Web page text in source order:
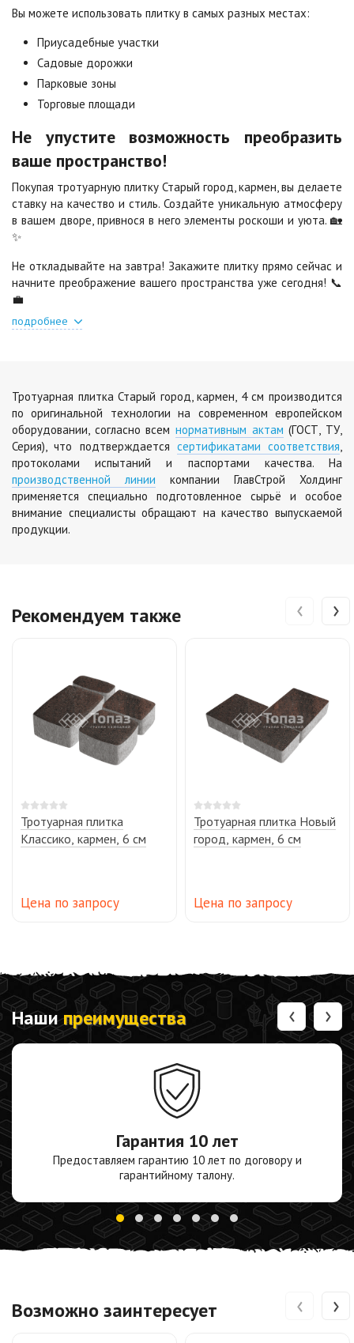
Стоун
Хаски
Черная
Шафран
1 040 ₽/м2
Янтарь
Яшма
Вы можете использовать плитку в самых разных местах:
Приусадебные участки
Садовые дорожки
Парковые зоны
Торговые площади
Не упустите возможность преобразить
ваше пространство!
Покупая тротуарную плитку Старый город, кармен, вы делаете
ставку на качество и стиль. Создайте уникальную атмосферу
в вашем дворе, привнося в него элементы роскоши и уюта. 🏡
✨
Не откладывайте на завтра! Закажите плитку прямо сейчас и
начните преображение вашего пространства уже сегодня! 📞
💼
подробнее
Тротуарная плитка Старый город, кармен, 4 см производится
по оригинальной технологии на современном европейском
оборудовании, согласно всем нормативным актам (ГОСТ, ТУ,
Серия), что подтверждается сертификатами соответствия
протоколами испытаний и паспортами качества. На
производственной линии компании ГлавСтрой Холдинг
применяется специально подготовленное сырьё и особое
внимание специалисты обращают на качество выпускаемой
продукции.
Рекомендуем также
Тротуарная плитка
Классико, кармен, 6 см
Цена по запросу
Тротуарная плитка Новый
город, кармен, 6 см
Цена по запросу
‹ ›
Нашипреимущества
Гарантия 10 лет
Предоставляем гарантию 10 лет по договору и
гарантийному талону.
‹ ›
Возможно заинтересует ‹ ›